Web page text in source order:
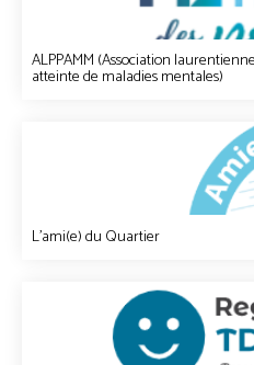
ALPPAMM (Association
atteinte de maladies mentales)
L'ami(e) du Quartier